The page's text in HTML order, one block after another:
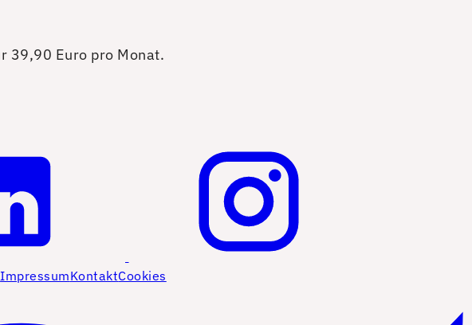
39,90 Euro pro Monat.
ImpressumKontaktCookies